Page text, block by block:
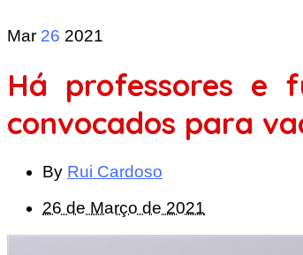
Mar 26 2021
Há professores e
convocados para
By Rui Cardoso
26 de Março de 2021